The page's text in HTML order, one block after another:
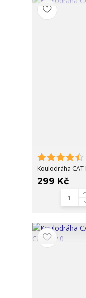
Koulodráha CAT
299 Kč